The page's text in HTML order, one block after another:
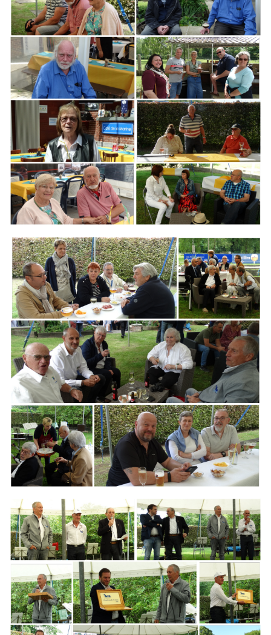
Branding
ARMCHAIR
Branding
ARMCHAIR